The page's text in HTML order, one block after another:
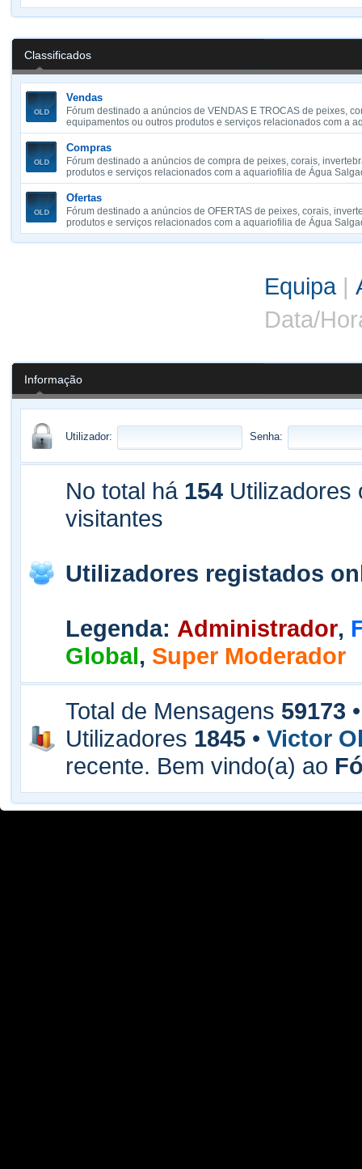
Classificados
Vendas
Fórum destinado a anúncios de VENDAS E TROCAS de peixes,
equipamentos ou outros produtos e serviços relacionados com a
Compras
Fórum destinado a anúncios de compra de peixes, corais,
produtos e serviços relacionados com a aquariofilia de Água
Ofertas
Fórum destinado a anúncios de OFERTAS de peixes, corais,
produtos e serviços relacionados com a aquariofilia de Água
Equipa|
Data/
Informação
Utilizador: Senha:
No total há 154 Utilizadores
visitantes
Utilizadores registados
Legenda: Administrador,
Global, Super Moderador
Total de Mensagens 59173
Utilizadores 1845 • Victor
recente. Bem vindo(a) ao